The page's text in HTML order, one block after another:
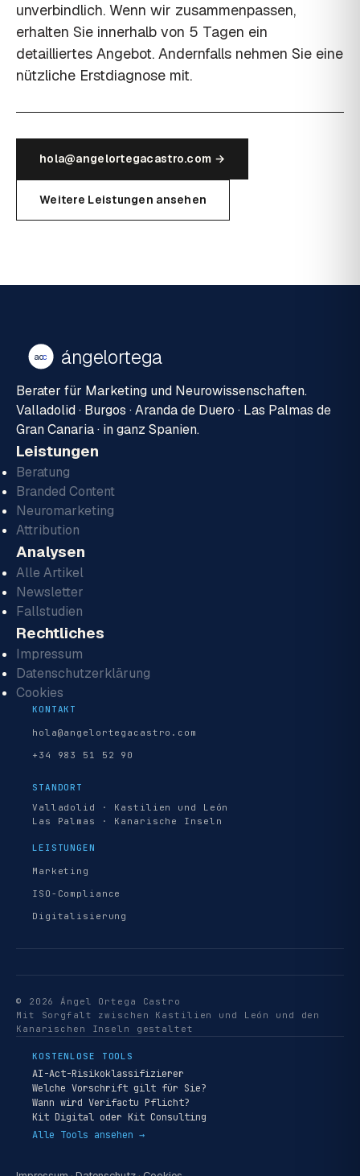
unverbindlich. Wenn wir zusammenpassen,
erhalten Sie innerhalb von 5 Tagen ein
detailliertes Angebot. Andernfalls nehmen Sie eine
nützliche Erstdiagnose mit.
hola@angelortegacastro.com →
Weitere Leistungen ansehen
aoc ángelortega
Berater für Marketing und Neurowissenschaften.
Valladolid · Burgos · Aranda de Duero · Las Palmas de
Gran Canaria · in ganz Spanien.
Leistungen
Beratung
Branded Content
Neuromarketing
Attribution
Analysen
Alle Artikel
Newsletter
Fallstudien
Rechtliches
Impressum
Datenschutzerklärung
Cookies
KONTAKT
hola@angelortegacastro.com
+34 983 51 52 90
STANDORT
Valladolid · Kastilien und León
Las Palmas · Kanarische Inseln
LEISTUNGEN
Marketing
ISO-Compliance
Digitalisierung
© 2026 Ángel Ortega Castro
Mit Sorgfalt zwischen Kastilien und León und den
Kanarischen Inseln gestaltet
KOSTENLOSE TOOLS
AI-Act-Risikoklassifizierer
Welche Vorschrift gilt für Sie?
Wann wird Verifactu Pflicht?
Kit Digital oder Kit Consulting
Alle Tools ansehen →